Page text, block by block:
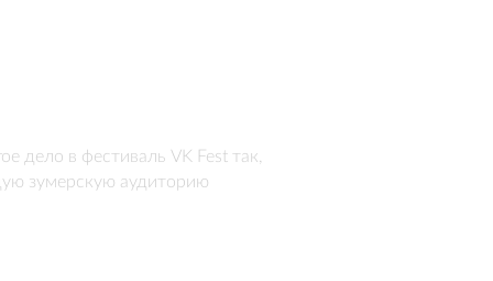
дело в фестиваль VK Fest так,
зумерскую аудиторию
стенд с несколькими